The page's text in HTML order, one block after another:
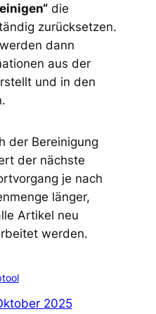
die
zurücksetzen.
dann
aus der
und in den
der Bereinigung
der nächste
je nach
länger,
Artikel neu
werden.
2025